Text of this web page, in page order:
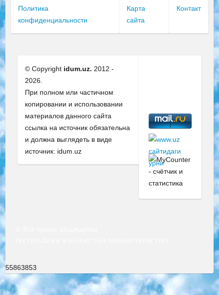
Политика
конфиденциальности
Карта
сайта
Контакт
© Copyright idum.uz. 2012 -
2026.
При полном или частичном
копировании и использовании
материалов данного сайта
ссылка на источник обязательна
и должна выглядеть в виде
источник: idum.uz
55863853